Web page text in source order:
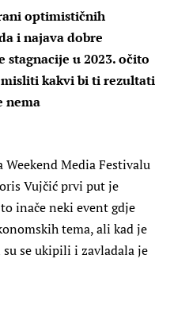
optimističnih
i najava dobre
stagnacije u 2023. očito
kakvi bi ti rezultati
nema
Media Festivalu
Vujčić prvi put je
inače neki event gdje
tema, ali kad je
se ukipili i zavladala je